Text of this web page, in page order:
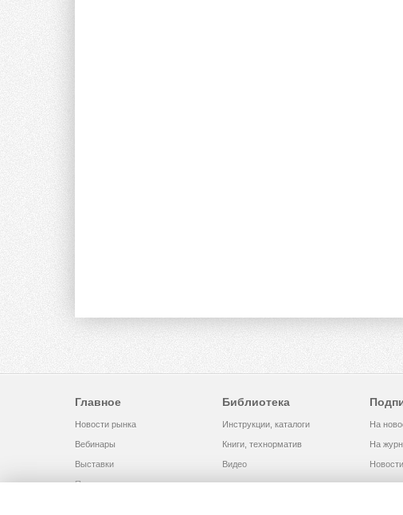
Главное
Новости рынка
Вебинары
Выставки
Помощь
Библиотека
Инструкции, каталоги
Книги, технорматив
Видео
На
На